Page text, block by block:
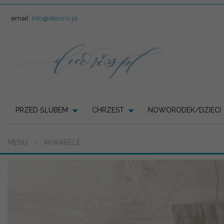
email: info@decoris.pl
PRZED ŚLUBEM CHRZEST NOWORODEK/DZIECI
MENU AKWARELE